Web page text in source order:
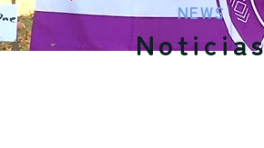
NEWS